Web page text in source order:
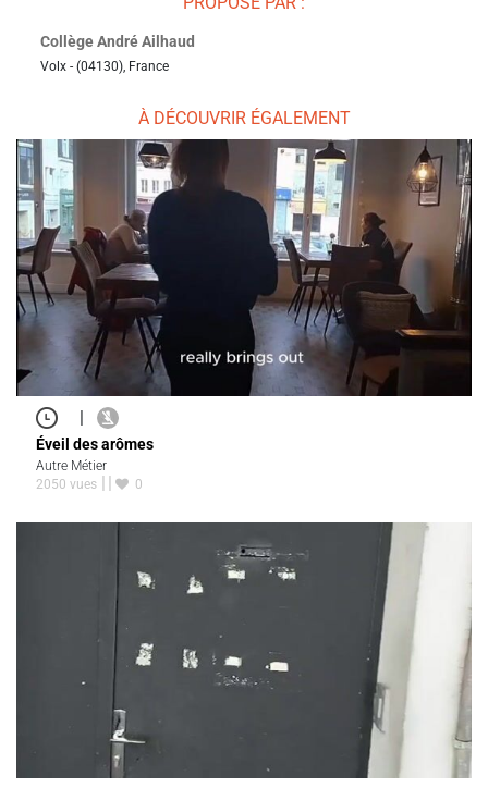
Collège André Ailhaud
Volx - (04130), France
À DÉCOUVRIR ÉGALEMENT
|
Éveil des arômes
Autre Métier
2050 vues
0